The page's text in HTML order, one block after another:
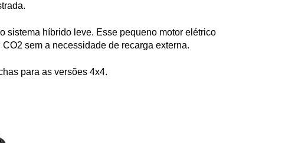
sistema híbrido leve. Esse pequeno motor elétrico
sem a necessidade de recarga externa.
para as versões 4x4.